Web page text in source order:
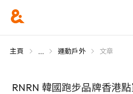
主頁 ... 運動戶外 文章
RNRN 韓國跑步品牌香港